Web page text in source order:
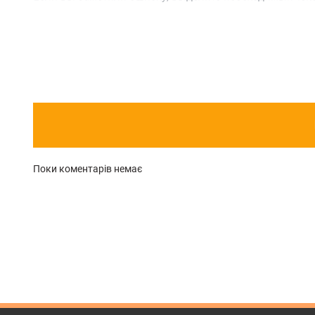
Поки коментарів немає